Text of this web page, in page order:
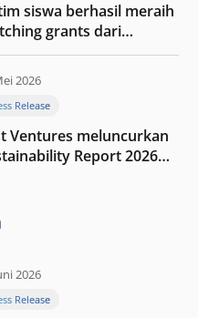
siswa berhasil meraih
grants dari
My First $1000
2026
Release
Ventures meluncurkan
Report 2026
melalui kedisiplinan”
2026
Release